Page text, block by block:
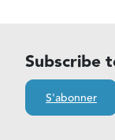
Subscribe
S'abonner